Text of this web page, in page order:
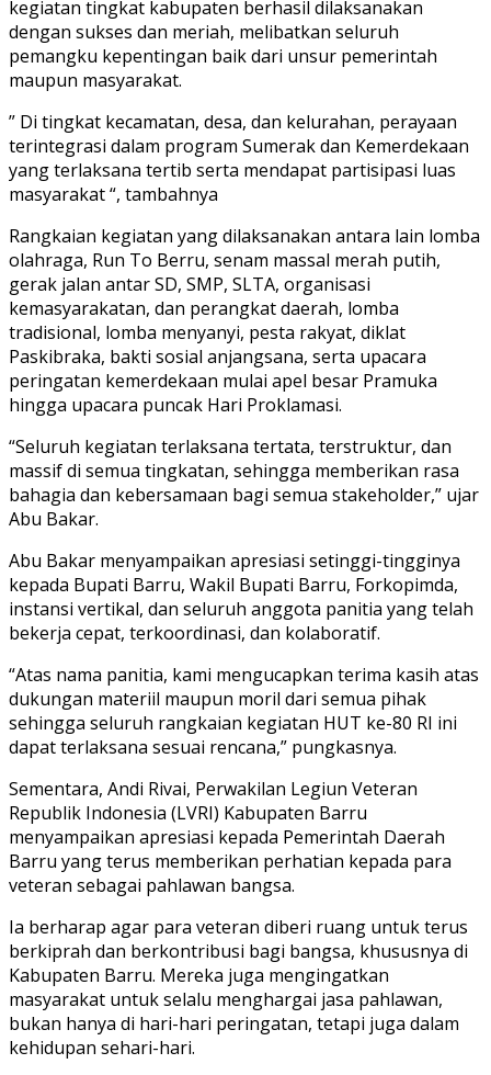
kegiatan tingkat kabupaten berhasil dilaksanakan
dengan sukses dan meriah, melibatkan seluruh
pemangku kepentingan baik dari unsur pemerintah
maupun masyarakat.
” Di tingkat kecamatan, desa, dan kelurahan, perayaan
terintegrasi dalam program Sumerak dan Kemerdekaan
yang terlaksana tertib serta mendapat partisipasi luas
masyarakat “, tambahnya
Rangkaian kegiatan yang dilaksanakan antara lain lomba
olahraga, Run To Berru, senam massal merah putih,
gerak jalan antar SD, SMP, SLTA, organisasi
kemasyarakatan, dan perangkat daerah, lomba
tradisional, lomba menyanyi, pesta rakyat, diklat
Paskibraka, bakti sosial anjangsana, serta upacara
peringatan kemerdekaan mulai apel besar Pramuka
hingga upacara puncak Hari Proklamasi.
“Seluruh kegiatan terlaksana tertata, terstruktur, dan
massif di semua tingkatan, sehingga memberikan rasa
bahagia dan kebersamaan bagi semua stakeholder,” ujar
Abu Bakar.
Abu Bakar menyampaikan apresiasi setinggi-tingginya
kepada Bupati Barru, Wakil Bupati Barru, Forkopimda,
instansi vertikal, dan seluruh anggota panitia yang telah
bekerja cepat, terkoordinasi, dan kolaboratif.
“Atas nama panitia, kami mengucapkan terima kasih atas
dukungan materiil maupun moril dari semua pihak
sehingga seluruh rangkaian kegiatan HUT ke-80 RI ini
dapat terlaksana sesuai rencana,” pungkasnya.
Sementara, Andi Rivai, Perwakilan Legiun Veteran
Republik Indonesia (LVRI) Kabupaten Barru
menyampaikan apresiasi kepada Pemerintah Daerah
Barru yang terus memberikan perhatian kepada para
veteran sebagai pahlawan bangsa.
Ia berharap agar para veteran diberi ruang untuk terus
berkiprah dan berkontribusi bagi bangsa, khususnya di
Kabupaten Barru. Mereka juga mengingatkan
masyarakat untuk selalu menghargai jasa pahlawan,
bukan hanya di hari-hari peringatan, tetapi juga dalam
kehidupan sehari-hari.